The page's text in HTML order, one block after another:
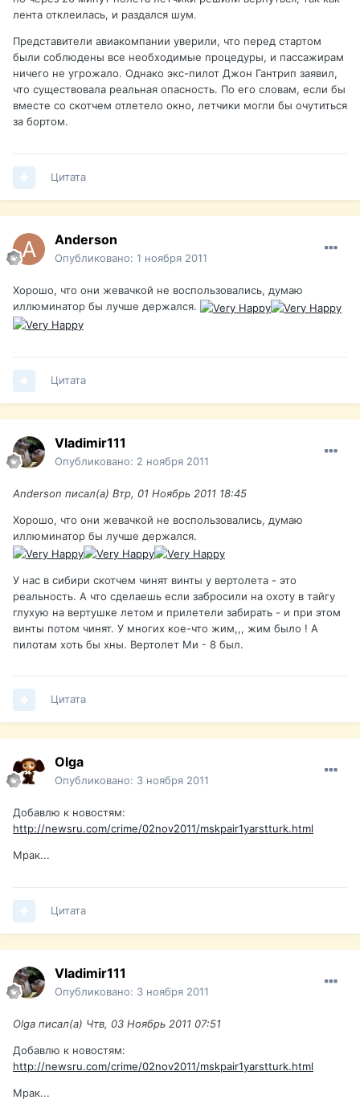
лента отклеилась, и раздался шум.
Представители авиакомпании уверили, что перед стартом
были соблюдены все необходимые процедуры, и пассажирам
ничего не угрожало. Однако экс-пилот Джон Гантрип заявил,
что существовала реальная опасность. По его словам, если бы
вместе со скотчем отлетело окно, летчики могли бы очутиться
за бортом.
Цитата
Anderson
Опубликовано: 1 ноября 2011
Хорошо, что они жевачкой не воспользовались, думаю
иллюминатор бы лучше держался.
Цитата
Vladimir111
Опубликовано: 2 ноября 2011
Anderson писал(а) Втр, 01 Ноябрь 2011 18:45
Хорошо, что они жевачкой не воспользовались, думаю
иллюминатор бы лучше держался.
У нас в сибири скотчем чинят винты у вертолета - это
реальность. А что сделаешь если забросили на охоту в тайгу
глухую на вертушке летом и прилетели забирать - и при этом
винты потом чинят. У многих кое-что жим,,, жим было ! А
пилотам хоть бы хны. Вертолет Ми - 8 был.
Цитата
Olga
Опубликовано: 3 ноября 2011
Добавлю к новостям:
http://newsru.com/crime/02nov2011/mskpair1yarstturk.html
Мрак...
Цитата
Vladimir111
Опубликовано: 3 ноября 2011
Olga писал(а) Чтв, 03 Ноябрь 2011 07:51
Добавлю к новостям:
http://newsru.com/crime/02nov2011/mskpair1yarstturk.html
Мрак...